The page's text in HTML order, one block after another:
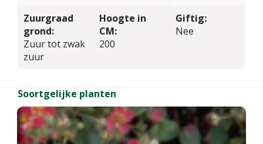
Zuurgraad
grond:
Zuur tot zwak
zuur
Hoogte in
CM:
200
Giftig:
Nee
Soortgelijke planten